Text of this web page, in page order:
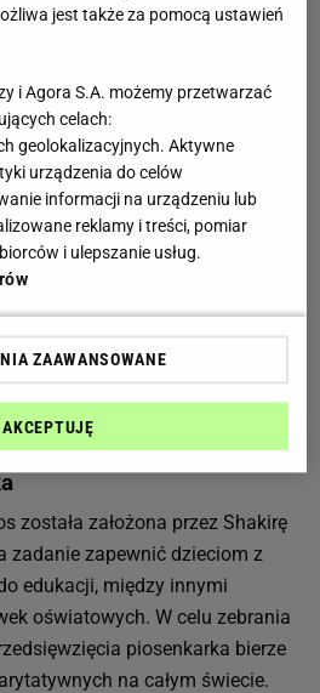
Vol.2” (2005), “She Wolf”
“Shakira” (2014), “El Dorado”
tras koncertowych, podczas
pierwszy koncert w Polsce (17
w kilku produkcjach
jako Luisa Maria (1996), w
(2009) i “Czarodzieje z Waverly
też głos Gazelle w
Piosenkarka jest wielokrotną
po Grammy.
została założona przez Shakirę
zadanie zapewnić dzieciom z
edukacji, między innymi
oświatowych. W celu zebrania
piosenkarka bierze
na całym świecie.
jest także za pomocą ustawień
i Agora S.A. możemy przetwarzać
celach:
geolokalizacyjnych. Aktywne
urządzenia do celów
informacji na urządzeniu lub
reklamy i treści, pomiar
i ulepszanie usług.
ZAAWANSOWANE
AKCEPTUJĘ